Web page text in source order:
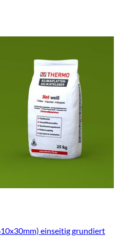
einseitig grundiert